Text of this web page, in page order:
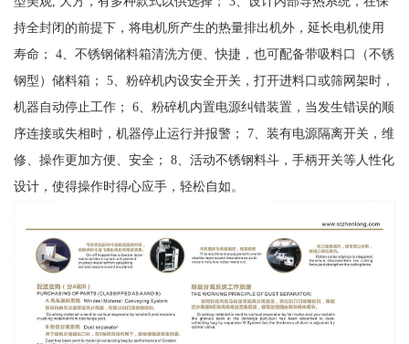
持全封闭的前提下，将电机所产生的热量排出机外，延长电机使用
寿命； 4、不锈钢储料箱清洗方便、快捷，也可配备带吸料口（不锈
钢型）储料箱； 5、粉碎机内设安全开关，打开进料口或筛网架时，
机器自动停止工作； 6、粉碎机内置电源纠错装置，当发生错误的顺
序连接或失相时，机器停止运行并报警； 7、装有电源隔离开关，维
修、操作更加方便、安全； 8、活动不锈钢料斗，手柄开关等人性化
设计，使得操作时得心应手，轻松自如。